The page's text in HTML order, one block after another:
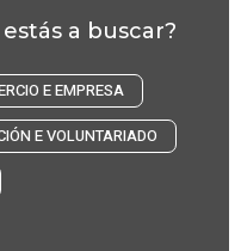
a buscar?
E EMPRESA
E VOLUNTARIADO